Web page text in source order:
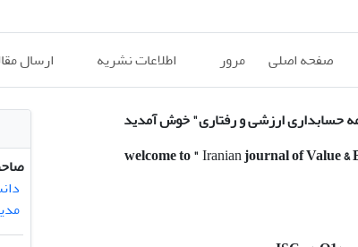
صفحه اصلی مرور اطلاعات نشریه ارسال
حسابداری ارزشی و رفتاری" خوش آمدید
welcome to"Iranianjournal of Value